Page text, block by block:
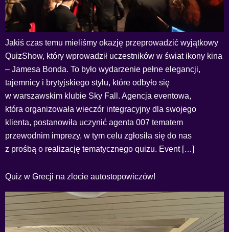
Jakiś czas temu mieliśmy okazję przeprowadzić wyjątkowy
QuizShow, który wprowadził uczestników w świat ikony kina
– Jamesa Bonda. To było wydarzenie pełne elegancji,
tajemnicy i brytyjskiego stylu, które odbyło się
w warszawskim klubie Sky Fall. Agencja eventowa,
która organizowała wieczór integracyjny dla swojego
klienta, postanowiła uczynić agenta 007 tematem
przewodnim imprezy, w tym celu zgłosiła się do nas
z prośbą o realizację tematycznego quizu. Event […]
Quiz w Grecji na zlocie autostopowiczów!